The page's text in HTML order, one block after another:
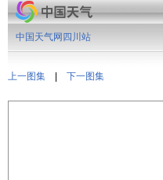
上一图集 下一图集
中国天气网四川站